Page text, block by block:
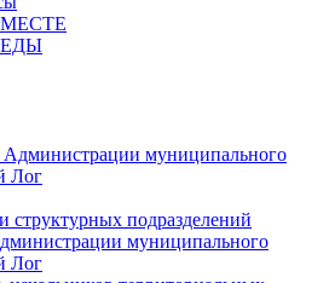
муниципального
Лог
структурных подразделений
муниципального
Лог